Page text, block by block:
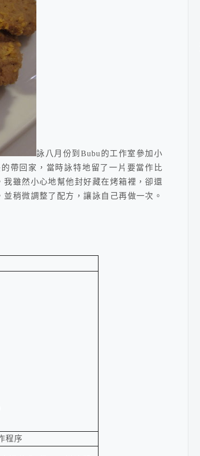
詠八月份到Bubu的工作室參加小
帶回家，當時詠特地留了一片要當作比
雖然小心地幫他封好藏在烤箱裡，卻還
稍微調整了配方，讓詠自己再做一次。
程序